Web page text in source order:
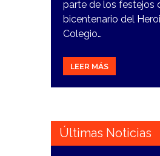
parte de los festejos
bicentenario del
Colegio…
LEER MÁS
Últimas Noticias